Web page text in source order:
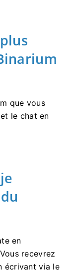
que vous
le chat en
en
recevrez
écrivant via le